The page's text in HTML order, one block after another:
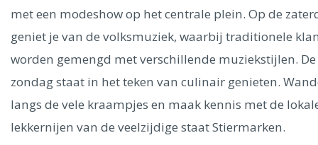
Berlijn
Dublin
Hong Kong München Wenen Budapest
Madrid
Vancouver
Alles bekijken
met een modeshow op het centrale plein. Op de
geniet je van de volksmuziek, waarbij traditionele
worden gemengd met verschillende muziekstijlen. De
zondag staat in het teken van culinair genieten.
langs de vele kraampjes en maak kennis met de
lekkernijen van de veelzijdige staat Stiermarken.